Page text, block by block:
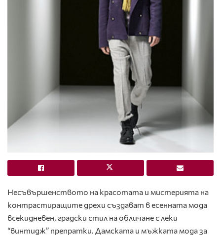
Несъвършенството на красотата и мистерията на
контрастиращите дрехи създават в есенната мода
всекидневен, градски стил на обличане с леки
“винтидж” препратки. Дамската и мъжката мода за